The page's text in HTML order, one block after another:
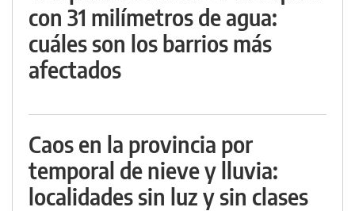
con 31 milímetros de agua:
cuáles son los barrios más
afectados
Caos en la provincia por
temporal de nieve y lluvia:
localidades sin luz y sin clases